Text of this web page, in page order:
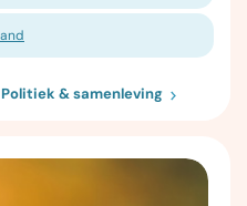
& samenleving